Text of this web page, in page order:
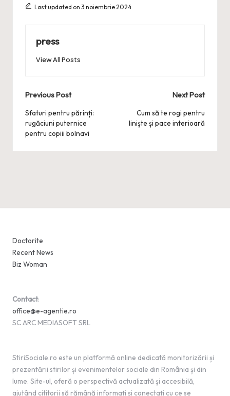
Last updated on 3 noiembrie 2024
press
View All Posts
Post
navigation
Previous Post
Sfaturi pentru părinți:
rugăciuni puternice
pentru copiii bolnavi
Next Post
Cum să te rogi pentru
liniște și pace interioară
Doctorite
Recent News
Biz Woman
Contact:
office@e-agentie.ro
SC ARC MEDIASOFT SRL
StiriSociale.ro este un platformă online dedicată monitorizării și
prezentării stirilor și evenimentelor sociale din România și din
lume. Site-ul, oferă o perspectivă actualizată și accesibilă,
ajutând cititorii să rămână informați și conectați cu ce se